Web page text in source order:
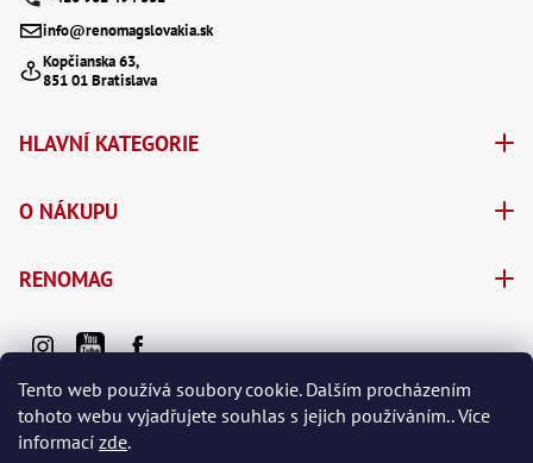
Tento web používá soubory cookie. Dalším procházením
tohoto webu vyjadřujete souhlas s jejich používáním.. Více
informací zde.
info@renomagslovakia.sk
Kopčianska 63,
851 01 Bratislava
HLAVNÍ KATEGORIE
O NÁKUPU
RENOMAG